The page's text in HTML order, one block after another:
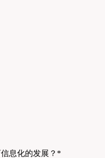
息化的发展？*